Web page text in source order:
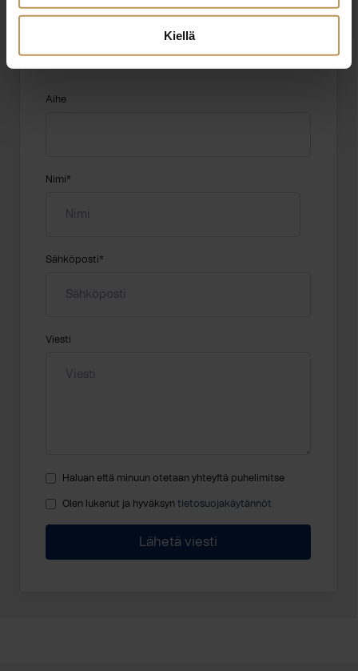
Kiellä
" näyttää pakolliset kentät
Aihe
Nimi*
Sähköposti*
Viesti
Haluan että minuun otetaan yhteyttä puhelimitse
Olen lukenut ja hyväksyn tietosuojakäytännöt